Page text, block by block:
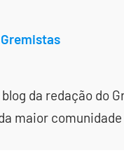
Gremistas
blog da redação do
maior